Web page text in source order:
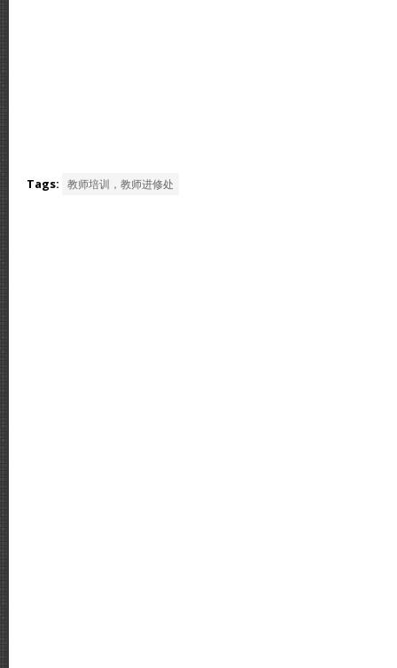
Tags: 教师培训，教师进修处